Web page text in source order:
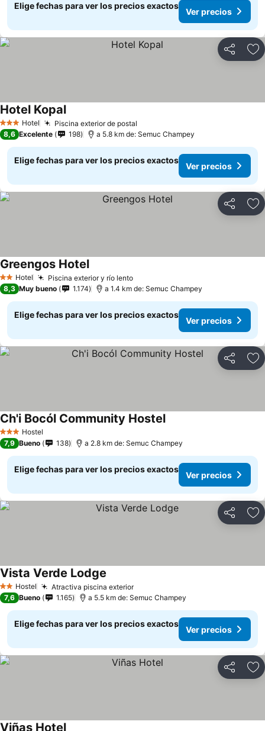
Elige fechas para ver los precios exactos
Ver precios
Compartir
3 Estrellas
Hotel Piscina exterior de postal
Hotel KopalVer precios
8,6 Excelente 198 a 5.8 km de: Semuc Champey
Elige fechas para ver los precios exactos
Ver precios
Compartir
2 Estrellas
Hotel Piscina exterior y río lentoVer precios
Greengos HotelVer precios
8,3 Muy bueno 1.174 a 1.4 km de: Semuc Champey
Elige fechas para ver los precios exactos
Ver precios
Compartir
3 EstrellasHostel
Ch'i Bocól Community HostelVer precios
7,9 Bueno 138 a 2.8 km de: Semuc Champey
Elige fechas para ver los precios exactos
Ver precios
Compartir
2 Estrellas
Hostel Atractiva piscina exteriorVer precios
Vista Verde Lodge
7,6 Bueno 1.165 a 5.5 km de: Semuc Champey
Elige fechas para ver los precios exactos
Ver precios
Compartir
Viñas Hotel